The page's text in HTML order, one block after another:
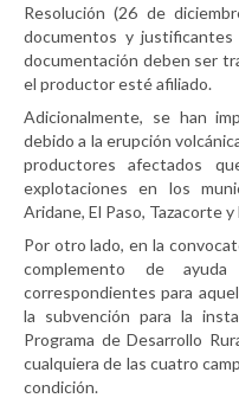
Resolución (26 de
documentos y
documentación deben ser
el productor esté afiliado.
Adicionalmente, se han
debido a la erupción
productores afectados
explotaciones en los
Aridane, El Paso, Tazacorte
Por otro lado, en la
complemento de
correspondientes para
la subvención para la
Programa de Desarrollo
cualquiera de las cuatro
condición.